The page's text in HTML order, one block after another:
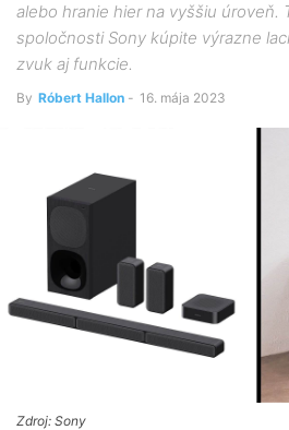
alebo hranie hier na vyššiu úroveň.
spoločnosti Sony kúpite výrazne
zvuk aj funkcie.
By Róbert Hallon - 16. mája 2023
Zdroj: Sony